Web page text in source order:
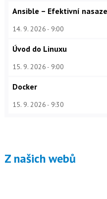
Ansible – Efektivní
14. 9. 2026 9:00
Úvod do Linuxu
15. 9. 2026 9:00
Docker
15. 9. 2026 9:30
Z našich webů